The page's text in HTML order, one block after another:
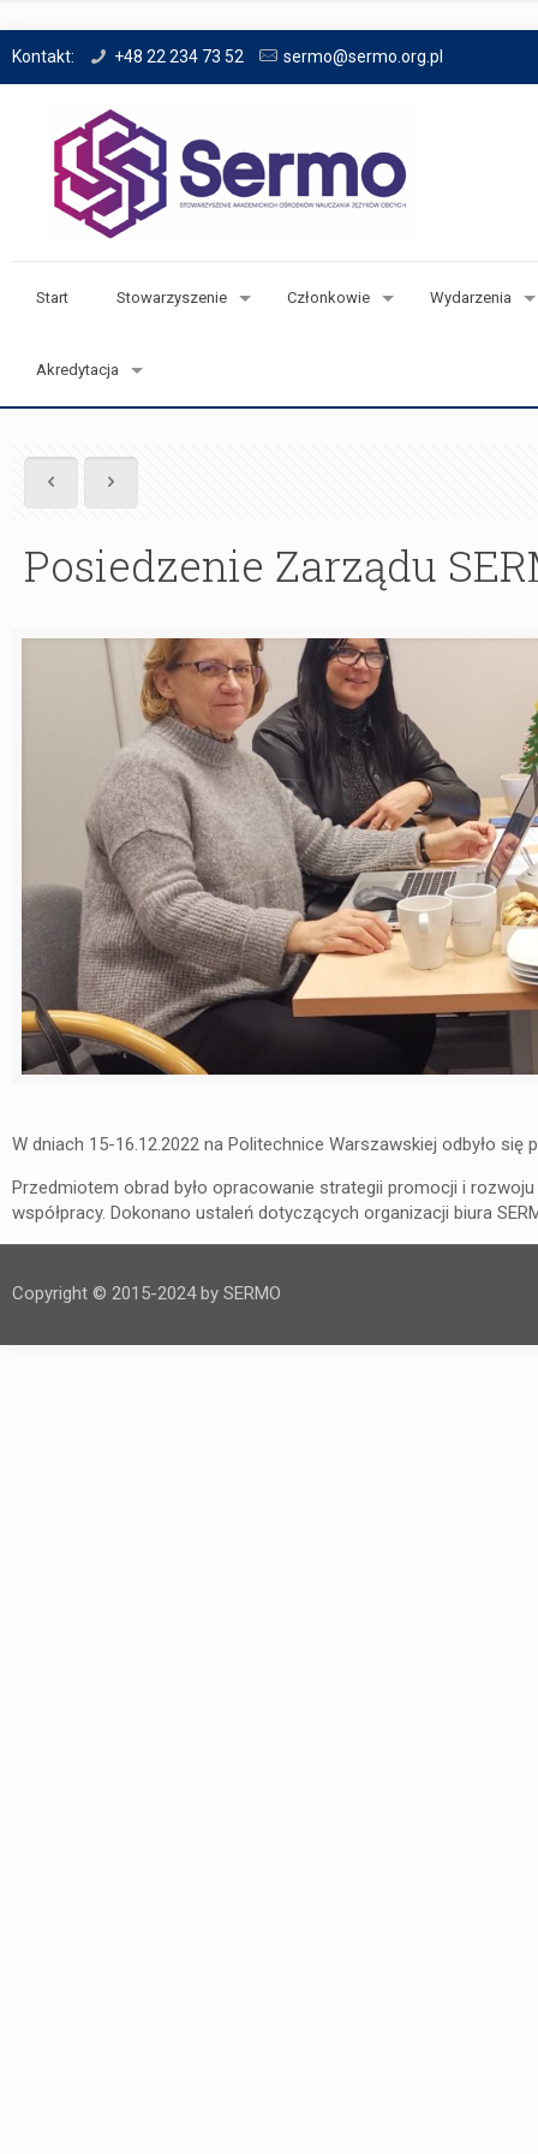
Kontakt: +48 22 234 73 52 sermo@sermo.org.pl
Start Stowarzyszenie Członkowie Wydarzenia
Akredytacja
Posiedzenie Zarządu
W dniach 15-16.12.2022 na Politechnice Warszawskiej odbyło
Przedmiotem obrad było opracowanie strategii promocji i rozwoju
współpracy. Dokonano ustaleń dotyczących organizacji biura
Copyright © 2015-2024 by SERMO